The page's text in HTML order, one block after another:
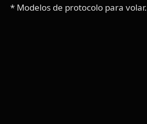
* Modelos de protocolo para volar.